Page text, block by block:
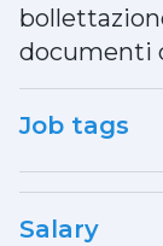
documenti
Job tags
Salary